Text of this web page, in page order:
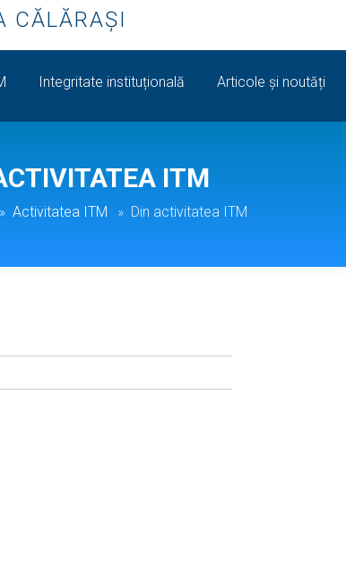
CĂLĂRAŞI
Integritate instituțională Articole și noutăți
ITM
Activitatea ITM Din activitatea ITM